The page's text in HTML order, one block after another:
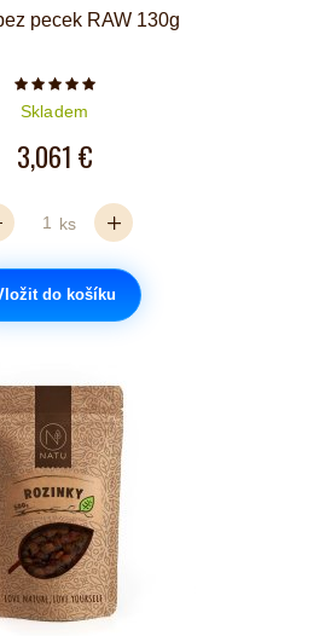
pecek RAW 130g
Počet hvězdiček je 5 z 5
Skladem
3,061 €
ks
do košíku